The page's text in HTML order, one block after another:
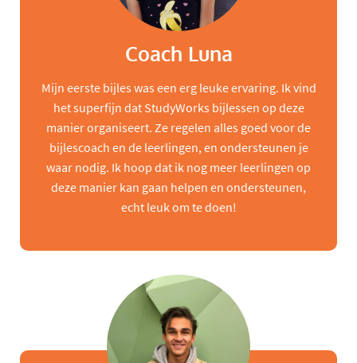
Coach Luna
Mijn eerste bijles was een erg leuke ervaring. Ik vind
het superfijn dat StudyWorks bijlessen op deze
manier organiseert. Ze regelen alles goed voor de
bijlescoach en de leerlingen, en ondersteunen je
waar nodig. Ik hoop dat ik nog meer leerlingen op
deze manier kan gaan helpen en ondersteunen,
echt leuk om te doen!